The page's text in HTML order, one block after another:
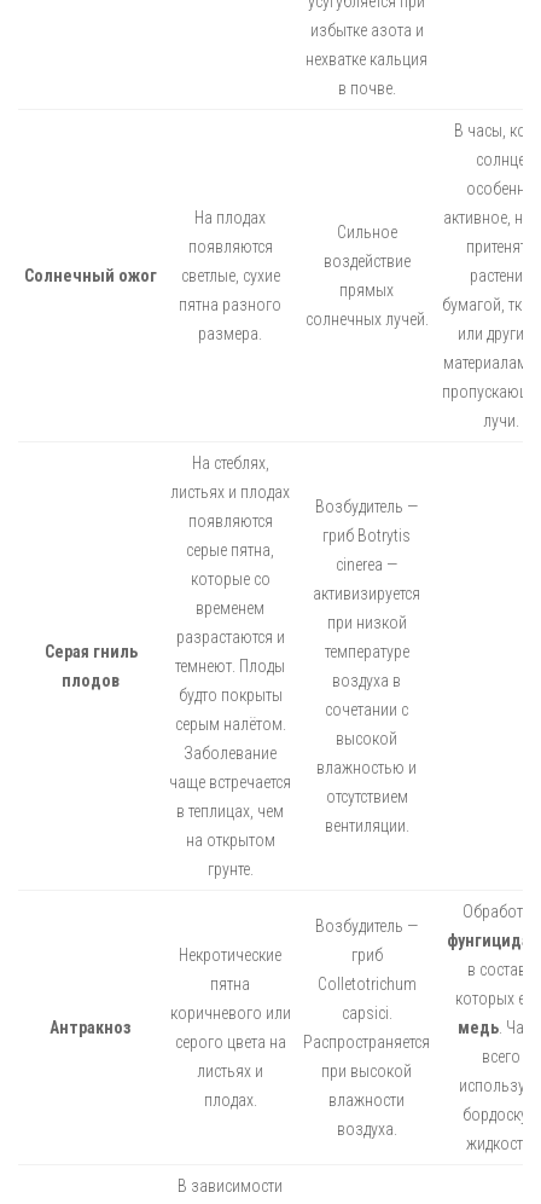
избытке азота и
нехватке кальция
в почве.
Солнечный ожог
На плодах
появляются
светлые, сухие
пятна разного
размера.
Сильное
воздействие
прямых
солнечных лучей.
В часы,
солнце
особенно
активное,
притенять
растения
бумагой,
или
лучи.
Серая гниль
плодов
На стеблях,
листьях и плодах
появляются
серые пятна,
которые со
временем
разрастаются и
темнеют. Плоды
будто покрыты
серым налётом.
Заболевание
чаще встречается
в теплицах, чем
на открытом
грунте.
Возбудитель —
гриб Botrytis
cinerea —
активизируется
при низкой
температуре
воздуха в
сочетании с
высокой
влажностью и
отсутствием
вентиляции.
Антракноз
Некротические
пятна
коричневого или
серого цвета на
листьях и
плодах.
Возбудитель —
гриб
Colletotrichum
capsici.
Распространяется
при высокой
влажности
воздуха.
Обработка
в составе
которых
медь .
всего
бордоскую
жидкость.
В зависимости